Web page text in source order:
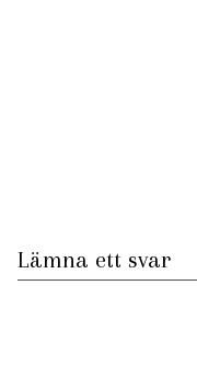
Lämna ett svar